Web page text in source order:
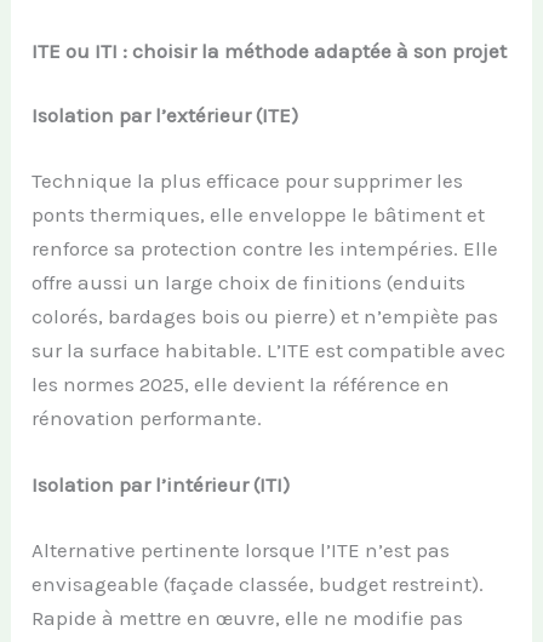
ITE ou ITI : choisir la méthode adaptée à son projet
Isolation par l’extérieur (ITE)
Technique la plus efficace pour supprimer les
ponts thermiques, elle enveloppe le bâtiment et
renforce sa protection contre les intempéries. Elle
offre aussi un large choix de finitions (enduits
colorés, bardages bois ou pierre) et n’empiète pas
sur la surface habitable. L’ITE est compatible avec
les normes 2025, elle devient la référence en
rénovation performante.
Isolation par l’intérieur (ITI)
Alternative pertinente lorsque l’ITE n’est pas
envisageable (façade classée, budget restreint).
Rapide à mettre en œuvre, elle ne modifie pas